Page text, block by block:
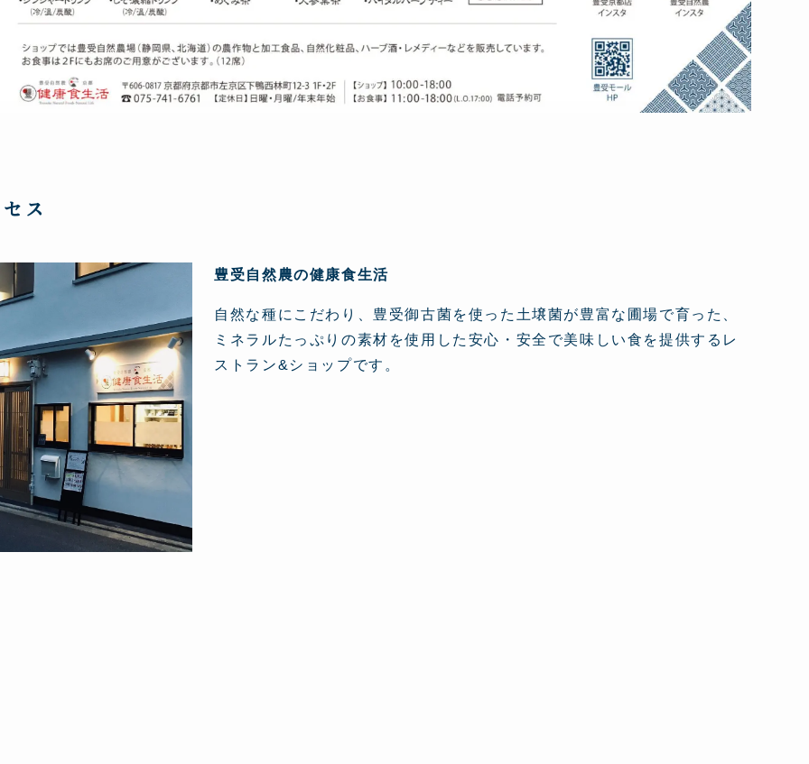
ス
豊受自然農の健康食生活
自然な種にこだわり、豊受御古菌を使った土壌菌が豊富な圃場で育った、
ミネラルたっぷりの素材を使用した安心・安全で美味しい食を提供するレ
ストラン&ショップです。